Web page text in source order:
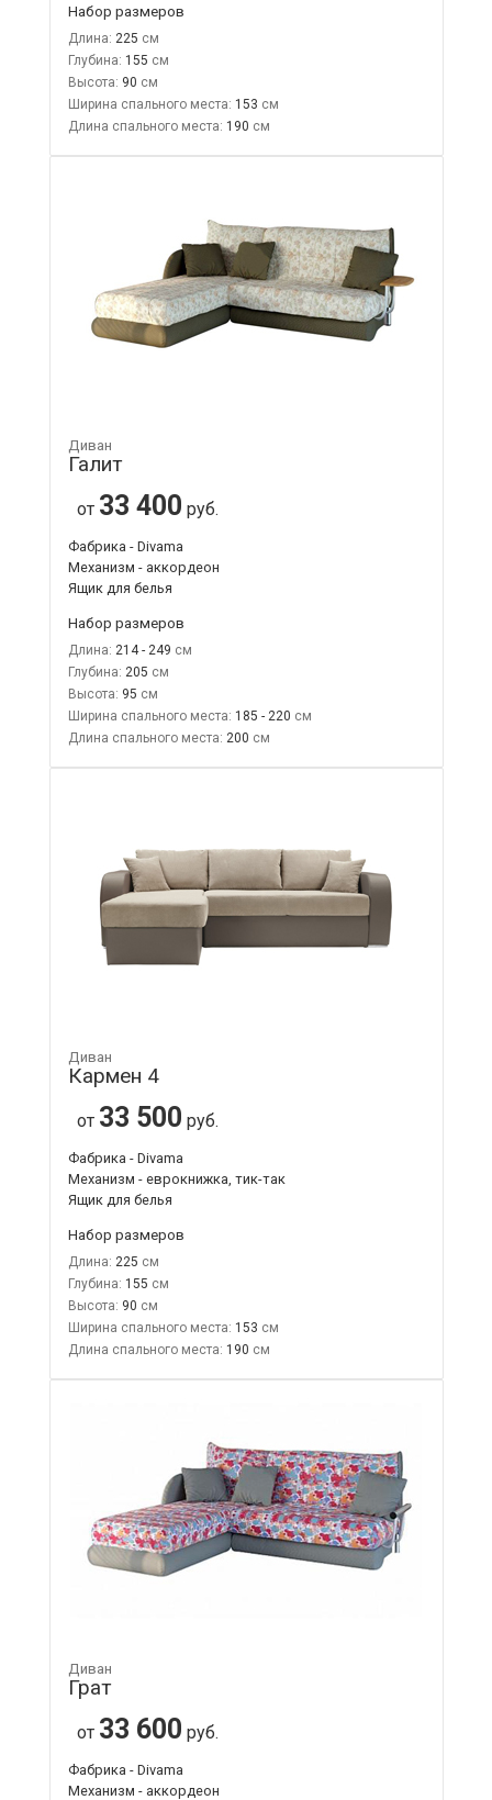
Набор размеров
Длина: 225
Глубина: 155
Высота: 90
Ширина спального места: 153
Длина спального места: 190
Диван
Галит
от 33 400 руб.
Фабрика - Divama
Механизм - аккордеон
Ящик для белья
Набор размеров
Длина: 214 - 249
Глубина: 205
Высота: 95
Ширина спального места: 185 - 220
Длина спального места: 200
Диван
Кармен 4
от 33 500 руб.
Фабрика - Divama
Механизм - еврокнижка, тик-так
Ящик для белья
Набор размеров
Длина: 225
Глубина: 155
Высота: 90
Ширина спального места: 153
Длина спального места: 190
Диван
Грат
от 33 600 руб.
Фабрика - Divama
Механизм - аккордеон